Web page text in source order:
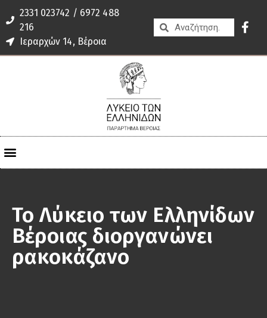
2331 023742 / 6972 488
216
Ιεραρχών 14, Βέροια
Το Λύκειο των Ελληνίδων
Βέροιας διοργανώνει
ρακοκάζανο